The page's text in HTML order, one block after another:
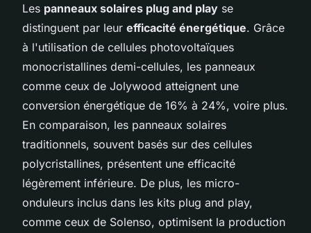
Les panneaux solaires plug and play se
distinguent par leur efficacité énergétique. Grâce
à l'utilisation de cellules photovoltaïques
monocristallines demi-cellules, les panneaux
comme ceux de Jolywood atteignent une
conversion énergétique de 16% à 24%, voire plus.
En comparaison, les panneaux solaires
traditionnels, souvent basés sur des cellules
polycristallines, présentent une efficacité
légèrement inférieure. De plus, les micro-
onduleurs inclus dans les kits plug and play,
comme ceux de Solenso, optimisent la production